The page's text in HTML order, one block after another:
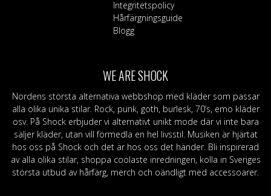
Integritetspolicy
Hårfärgningsguide
Blogg
WE ARE SHOCK
Nordens största alternativa webbshop med kläder som passar
alla olika unika stilar. Rock, punk, goth, burlesk, 70’s, emo kläder
osv. På Shock erbjuder vi alternativt unikt mode där vi inte bara
säljer kläder, utan vill förmedla en hel livsstil. Musiken är hjärtat
hos oss på Shock och det är hos oss det händer. Bli inspirerad
av alla olika stilar, shoppa coolaste inredningen, kolla in Sveriges
största utbud av hårfärg, merch och oändligt med accessoarer.